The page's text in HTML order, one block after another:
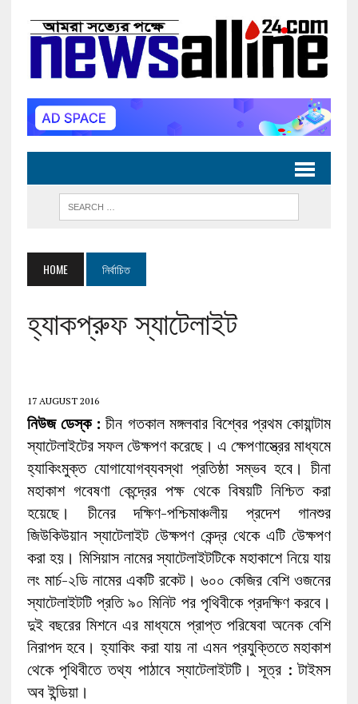
HOME নির্বাচিত
হ্যাকপ্রুফ স্যাটেলাইট
17 AUGUST 2016
নিউজ ডেস্ক :চীন গতকাল মঙ্গলবার বিশ্বের প্রথম কোয়ান্টাম
স্যাটেলাইটের সফল উেক্ষপণ করেছে। এ ক্ষেপণাস্ত্রের মাধ্যমে
হ্যাকিংমুক্ত যোগাযোগব্যবস্থা প্রতিষ্ঠা সম্ভব হবে। চীনা
মহাকাশ গবেষণা কেন্দ্রের পক্ষ থেকে বিষয়টি নিশ্চিত করা
হয়েছে। চীনের দক্ষিণ-পশ্চিমাঞ্চলীয় প্রদেশ গানশুর
জিউকিউয়ান স্যাটেলাইট উেক্ষপণ কেন্দ্র থেকে এটি উেক্ষপণ
করা হয়। মিসিয়াস নামের স্যাটেলাইটটিকে মহাকাশে নিয়ে যায়
লং মার্চ-২ডি নামের একটি রকেট। ৬০০ কেজির বেশি ওজনের
স্যাটেলাইটটি প্রতি ৯০ মিনিট পর পৃথিবীকে প্রদক্ষিণ করবে।
দুই বছরের মিশনে এর মাধ্যমে প্রাপ্ত পরিষেবা অনেক বেশি
নিরাপদ হবে। হ্যাকিং করা যায় না এমন প্রযুক্তিতে মহাকাশ
থেকে পৃথিবীতে তথ্য পাঠাবে স্যাটেলাইটটি। সূত্র : টাইমস
অব ইন্ডিয়া।